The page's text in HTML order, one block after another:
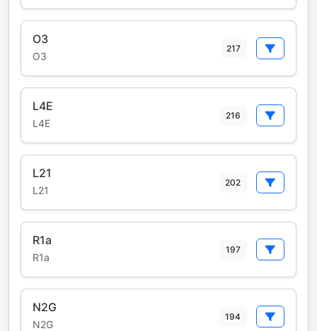
O3
O3
217
L4E
L4E
216
L21
L21
202
R1a
R1a
197
N2G
N2G
194